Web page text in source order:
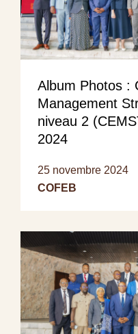
Album Photos :
Management
niveau 2
2024
25 novembre 2024
COFEB